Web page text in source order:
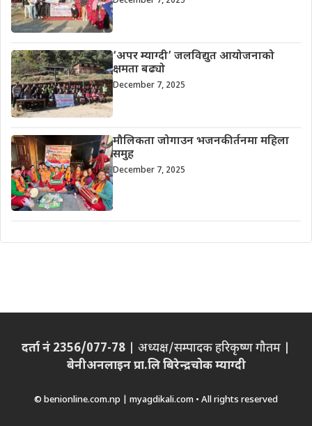
‘अपर म्याग्दी’ जलविद्युत आयोजनाको
क्षमता बढ्यो
December 7, 2025
मौलिकता जोगाउन भजनकीर्तनमा महिला
समुह
December 7, 2025
दर्ता नं 2356/077-78 | अध्यक्ष/सम्पादक हरिकृष्ण गौतम |
बेनीअनलाइन प्रा.लि बिरेन्द्रचोक म्याग्दी
© benionline.com.np | myagdikali.com • All rights reserved